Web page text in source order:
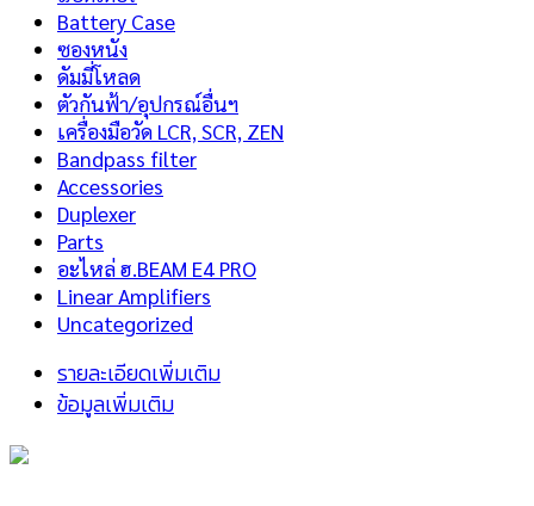
Battery Case
ซองหนัง
ดัมมี่โหลด
ตัวกันฟ้า/อุปกรณ์อื่นฯ
เครื่องมือวัด LCR, SCR, ZEN
Bandpass filter
Accessories
Duplexer
Parts
อะไหล่ ฮ.BEAM E4 PRO
Linear Amplifiers
Uncategorized
รายละเอียดเพิ่มเติม
ข้อมูลเพิ่มเติม